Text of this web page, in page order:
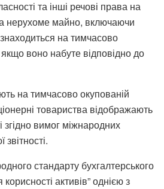
та інші речові права на
нерухоме майно, включаючи
на тимчасово
якщо воно набуте відповідно до
на тимчасово окупованій
товариства відображають
згідно вимог міжнародних
стандарту бухгалтерського
активів” однією з